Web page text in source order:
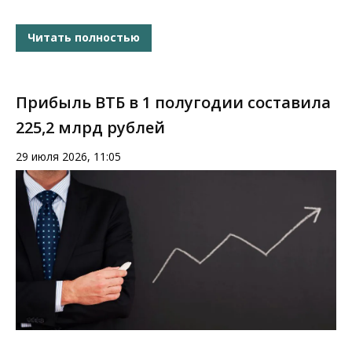
Читать полностью
Прибыль ВТБ в 1 полугодии составила
225,2 млрд рублей
29 июля 2026, 11:05